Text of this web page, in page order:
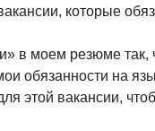
которые
в моем резюме так,
обязанности на
этой вакансии,